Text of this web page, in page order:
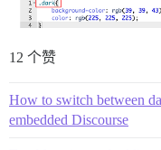
12 个赞
How to switch between
embedded Discourse